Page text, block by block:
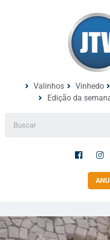
Valinhos Vinhedo
Edição da